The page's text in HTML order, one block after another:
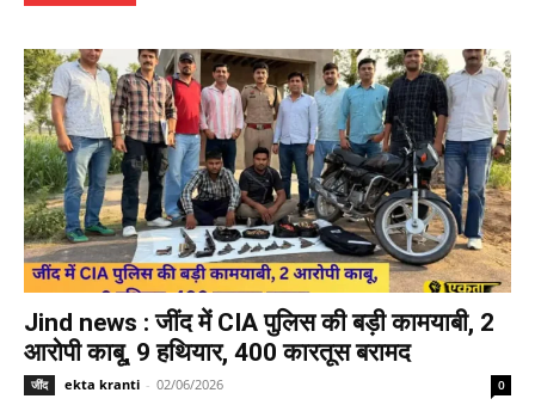
Jind news : जींद में CIA पुलिस की बड़ी कामयाबी, 2
आरोपी काबू, 9 हथियार, 400 कारतूस बरामद
जींद ekta kranti - 02/06/2026 0